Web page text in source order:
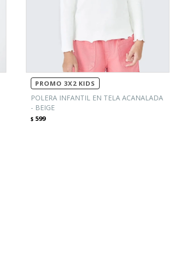
PROMO 3X2 KIDS
POLERA INFANTIL EN TELA ACANALADA
- BEIGE
$ 599